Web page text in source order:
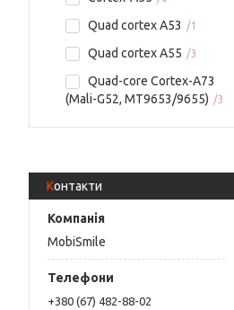
Quad cortex A53 1
Quad cortex A55 3
Quad-core Cortex-A73
(Mali-G52, MT9653/9655)
3
Контакти
MobiSmile
+380 (67) 482-88-02